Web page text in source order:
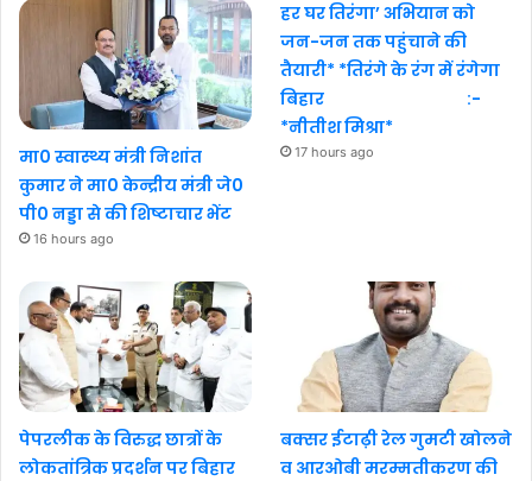
मा0 स्वास्थ्य मंत्री निशांत
कुमार ने मा0 केन्द्रीय मंत्री जे0
पी0 नड्डा से की शिष्टाचार भेंट
16 hours ago
हर घर तिरंगा’ अभियान को
जन-जन तक पहुंचाने की
तैयारी* *तिरंगे के रंग में रंगेगा
बिहार :-
*नीतीश मिश्रा*
17 hours ago
पेपरलीक के विरुद्ध छात्रों के
लोकतांत्रिक प्रदर्शन पर बिहार
बक्सर ईटाढ़ी रेल गुमटी खोलने
व आरओबी मरम्मतीकरण की